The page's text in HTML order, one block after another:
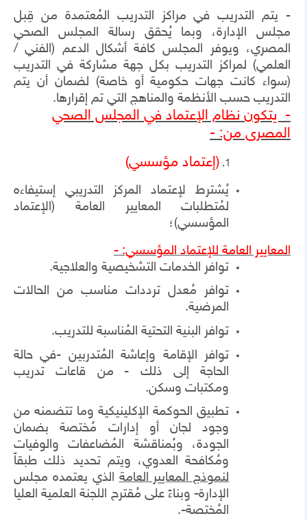
- يتم التدريب في مراكز التدريب المُعتمدة من قِبل
مجلس الإدارة، وبما يُحقق رسالة المجلس الصحي
المصري، ويوفر المجلس كافة أشكال الدعم (الفني /
العلمي) لمراكز التدريب بكل جهة مشاركة في التدريب
(سواء كانت جهات حكومية أو خاصة) لضمان أن يتم
التدريب حسب الأنظمة والمناهج التي تم إقرارها.
- يتكون نظام الإعتماد في المجلس الصحي
المصرى من: -
(إعتماد مؤسسي)
يُشترط لإعتماد المركز التدريبي إستيفاءه
لمُتطلبات المعايير العامة (الإعتماد
المؤسسي)؛
المعايير العامة للإعتماد المؤسسي: -
توافر الخدمات التشخيصية والعلاجية.
توافر مُعدل ترددات مناسب من الحالات
المرضية.
توافر البنية التحتية المُناسبة للتدريب.
توافر الإقامة وإعاشة المُتدربين -في حالة
الحاجة إلى ذلك -
من قاعات تدريب
ومكتبات وسكن.
تطبيق الحوكمة الإكلينيكية وما تتضمنه من
وجود لجان أو إدارات مُختصة بضمان
الجودة، وبُمناقشة المُضاعفات والوفيات
ومُكافحة العدوي، ويتم تحديد ذلك طبقاً
لنموذج المعايير العامةالذي يعتمده مجلس
الإدارة- وبناءً على مُقترح اللجنة العلمية العليا
المُختصة-.